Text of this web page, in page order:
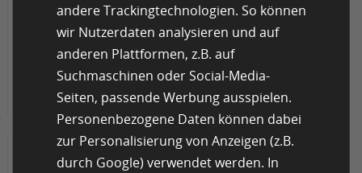
Aktiviere Push-Benachrichtigungen in der
Clickworker-App und wir informieren dich
sofort, wenn ein neuer Job verfügbar ist. Auf
diese Weise verpasst du keine Gelegenheit
andere Trackingtechnologien. So können
wir Nutzerdaten analysieren und auf
anderen Plattformen, z.B. auf
Suchmaschinen oder Social-Media-
Seiten, passende Werbung ausspielen.
Personenbezogene Daten können dabei
zur Personalisierung von Anzeigen (z.B.
durch Google) verwendet werden. In